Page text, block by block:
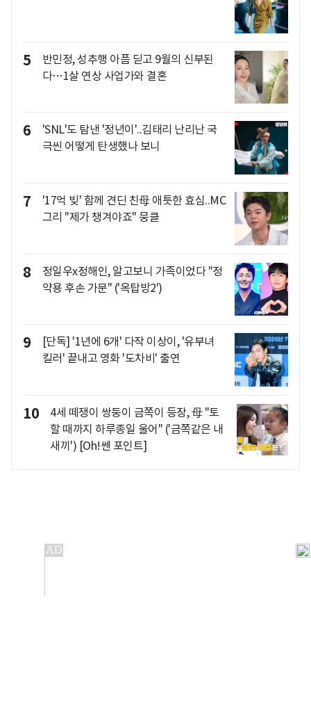
5
반민정, 성추행 아픔 딛고 9월의 신부된
다…1살 연상 사업가와 결혼
6
'SNL'도 탐낸 '정년이'..김태리 난리난 국
극씬 어떻게 탄생했나 보니
7
'17억 빚' 함께 견딘 친母 애틋한 효심..MC
그리 "제가 챙겨야죠" 뭉클
8
정일우x정해인, 알고보니 가족이었다 "정
약용 후손 가문" ('옥탑방2')
9
[단독] '1년에 6개' 다작 이상이, '유부녀
킬러' 끝내고 영화 '도차비' 출연
10
4세 떼쟁이 쌍둥이 금쪽이 등장, 母 "토
할 때까지 하루종일 울어" ('금쪽같은 내
새끼') [Oh!쎈 포인트]